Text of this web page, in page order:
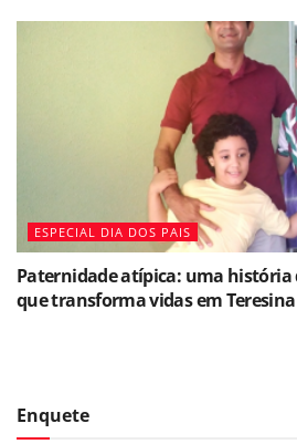
ESPECIAL DIA DOS PAIS
Paternidade atípica: uma história
que transforma vidas em Teresina
Enquete